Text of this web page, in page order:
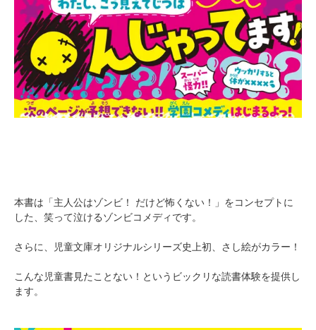
本書は「主人公はゾンビ！ だけど怖くない！」をコンセプトに
した、笑って泣けるゾンビコメディです。
さらに、児童文庫オリジナルシリーズ史上初、さし絵がカラー！
こんな児童書見たことない！というビックリな読書体験を提供し
ます。